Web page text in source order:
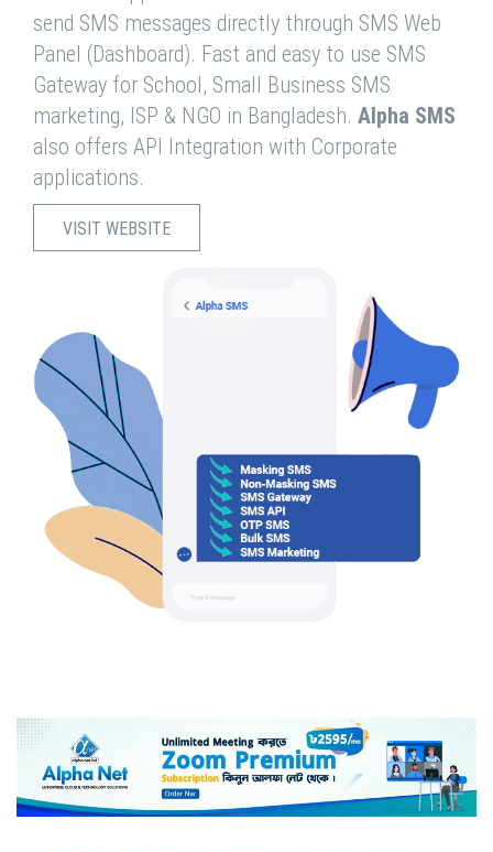
send SMS messages directly through SMS Web
Panel (Dashboard). Fast and easy to use SMS
Gateway for School, Small Business SMS
marketing, ISP & NGO in Bangladesh. Alpha SMS
also offers API Integration with Corporate
applications.
VISIT WEBSITE